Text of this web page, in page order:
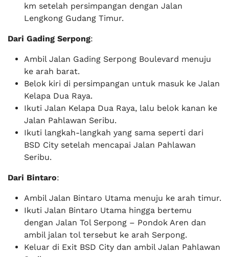
km setelah persimpangan dengan Jalan
Lengkong Gudang Timur.
Dari Gading Serpong:
Ambil Jalan Gading Serpong Boulevard menuju
ke arah barat.
Belok kiri di persimpangan untuk masuk ke Jalan
Kelapa Dua Raya.
Ikuti Jalan Kelapa Dua Raya, lalu belok kanan ke
Jalan Pahlawan Seribu.
Ikuti langkah-langkah yang sama seperti dari
BSD City setelah mencapai Jalan Pahlawan
Seribu.
Dari Bintaro:
Ambil Jalan Bintaro Utama menuju ke arah timur.
Ikuti Jalan Bintaro Utama hingga bertemu
dengan Jalan Tol Serpong – Pondok Aren dan
ambil jalan tol tersebut ke arah Serpong.
Keluar di Exit BSD City dan ambil Jalan Pahlawan